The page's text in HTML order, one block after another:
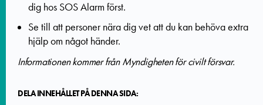
dig hos SOS Alarm först.
Se till att personer nära dig vet att du kan behöva extra
hjälp om något händer.
Informationen kommer från Myndigheten för civilt försvar.
DELA INNEHÅLLET PÅ DENNA SIDA: